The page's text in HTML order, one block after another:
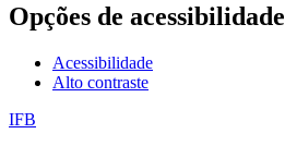
Opções de acessibilidade
Acessibilidade
Alto contraste
IFB